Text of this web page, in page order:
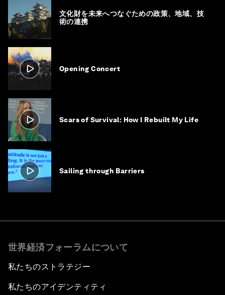
文化財を未来へつなぐための政策、地域、技
術の連携
Opening Concert
Scars of Survival: How I Rebuilt My Life
Sailing through Barriers
世界経済フォーラムについて
私たちのストラテジー
私たちのアイデンティティ